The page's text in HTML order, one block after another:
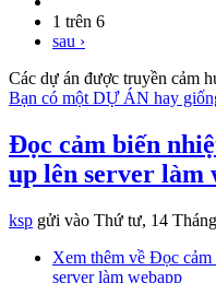
1 trên 6
sau ›
Các dự án được truyền cảm
Bạn có một DỰ ÁN hay
Đọc cảm biến
up lên server làm
ksp gửi vào Thứ tư, 14
Xem thêm về Đọc cảm
server làm webapp